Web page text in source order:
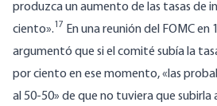
produzca un aumento de las tasas de
ciento».17 En una reunión del FOMC en
argumentó que si el comité subía la
por ciento en ese momento, «las
al 50-50» de que no tuviera que subirla